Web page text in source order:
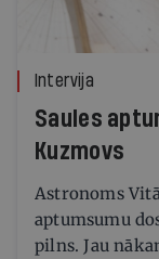
Intervija
Saules
Kuzmovs
Astronoms
aptumsumu
pilns. Jau